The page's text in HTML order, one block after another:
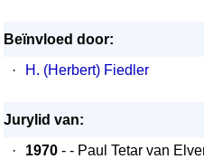
Beïnvloed door:
·
H. (Herbert) Fiedler
Jurylid van:
·
1970 - - Paul Tetar van